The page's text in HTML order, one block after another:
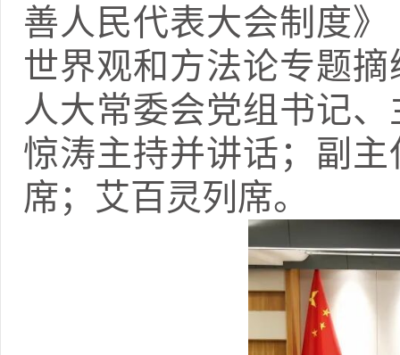
善人民代表大会制度
世界观和方法论专题
人大常委会党组书记
惊涛主持并讲话；副
席；艾百灵列席。